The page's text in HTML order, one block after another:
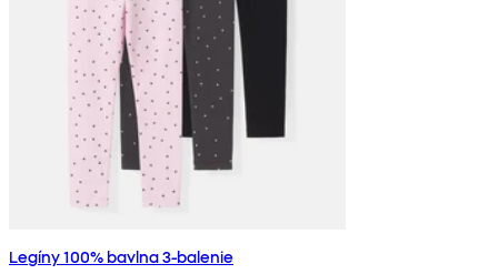
Legíny 100% bavlna 3-balenie